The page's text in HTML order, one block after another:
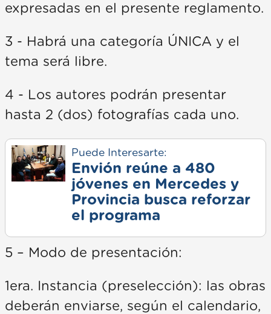
expresadas en el presente reglamento.
3 - Habrá una categoría ÚNICA y el
tema será libre.
4 - Los autores podrán presentar
hasta 2 (dos) fotografías cada uno.
Puede Interesarte:
Envión reúne a 480
jóvenes en Mercedes y
Provincia busca reforzar
el programa
5 – Modo de presentación:
1era. Instancia (preselección): las obras
deberán enviarse, según el calendario,